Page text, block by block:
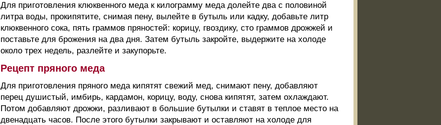
Для приготовления клюквенного меда к килограмму меда долейте два с половиной
литра воды, прокипятите, снимая пену, вылейте в бутыль или кадку, добавьте литр
клюквенного сока, пять граммов пряностей: корицу, гвоздику, сто граммов дрожжей и
поставьте для брожения на два дня. Затем бутыль закройте, выдержите на холоде
около трех недель, разлейте и закупорьте.
Рецепт пряного меда
Для приготовления пряного меда кипятят свежий мед, снимают пену, добавляют
перец душистый, имбирь, кардамон, корицу, воду, снова кипятят, затем охлаждают.
Потом добавляют дрожжи, разливают в большие бутылки и ставят в теплое место на
двенадцать часов. После этого бутылки закрывают и оставляют на холоде для